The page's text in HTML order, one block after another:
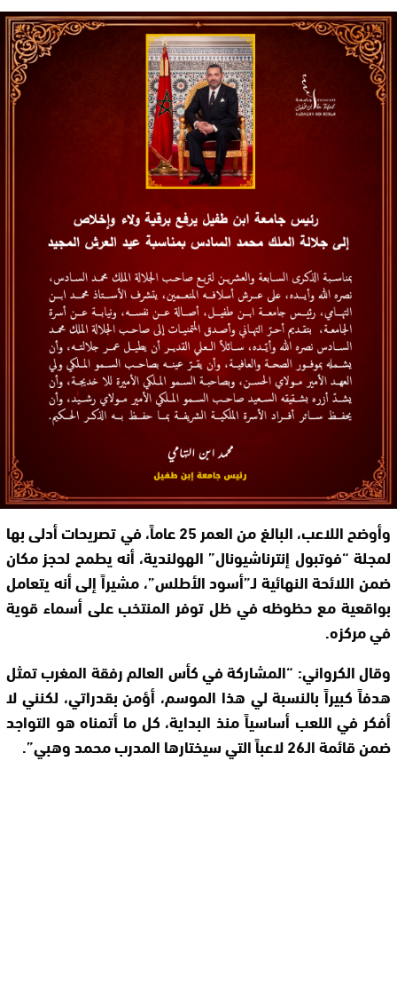
وأوضح اللاعب، البالغ من العمر 25 عاماً، في تصريحات أدلى بها
لمجلة “فوتبول إنترناشيونال” الهولندية، أنه يطمح لحجز مكان
ضمن اللائحة النهائية لـ”أسود الأطلس”، مشيراً إلى أنه يتعامل
بواقعية مع حظوظه في ظل توفر المنتخب على أسماء قوية
في مركزه.
وقال الكرواني: “المشاركة في كأس العالم رفقة المغرب تمثل
هدفاً كبيراً بالنسبة لي هذا الموسم، أؤمن بقدراتي، لكنني لا
أفكر في اللعب أساسياً منذ البداية، كل ما أتمناه هو التواجد
ضمن قائمة الـ26 لاعباً التي سيختارها المدرب محمد وهبي”.